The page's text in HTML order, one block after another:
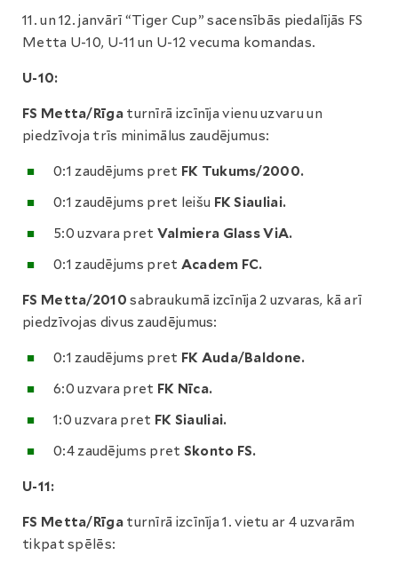
11. un 12. janvārī “Tiger Cup” sacensībās piedalījās FS
Metta U-10, U-11 un U-12 vecuma komandas.
U-10:
FS Metta/Rīgaturnīrā izcīnīja vienu uzvaru un
piedzīvoja trīs minimālus zaudējumus:
0:1 zaudējums pret FK Tukums/2000.
0:1 zaudējums pret leišu FK Siauliai.
5:0 uzvara pret Valmiera Glass ViA.
0:1 zaudējums pret Academ FC.
FS Metta/2010 sabraukumā izcīnīja 2 uzvaras, kā arī
piedzīvojas divus zaudējumus:
0:1 zaudējums pret FK Auda/Baldone.
6:0 uzvara pret FK Nīca.
1:0 uzvara pret FK Siauliai.
0:4 zaudējums pret Skonto FS.
U-11:
FS Metta/Rīgaturnīrā izcīnīja 1. vietu ar 4 uzvarām
tikpat spēlēs: